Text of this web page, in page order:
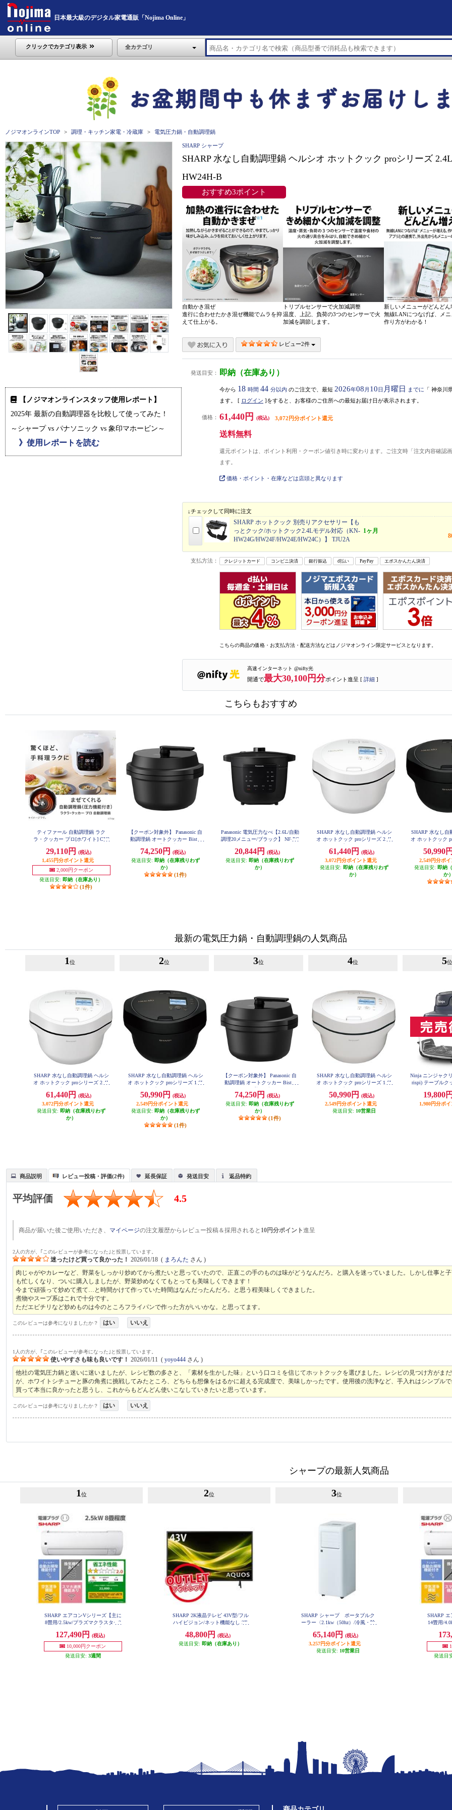
日本最大級のデジタル家電通販「Nojima Online」
クリックでカテゴリ表示 全カテゴリ
ノジマオンラインTOP 調理・キッチン家電・冷蔵庫 電気圧力鍋・自動調理鍋
【ノジマオンラインスタッフ使用レポート】
2025年 最新の自動調理器を比較して使ってみた！
～シャープ vs パナソニック vs 象印マホービン～
》使用レポートを読む
SHARP シャープ
SHARP 水なし自動調理鍋 ヘルシオ ホットクック proシリーズ
HW24H-B
おすすめ3ポイント
自動かき混ぜ
進行に合わせたかき混ぜ機能でムラを抑
えて仕上がる。
トリプルセンサーで火加減調整
温度、上記、負荷の3つのセンサーで火
加減を調節します。
新しいメニューがどんどん
無線LANにつなげば、メニ
作り方がわかる！
レビュー2件
発送目安： 即納（在庫あり）
今から 18 時間 44 分以内 のご注文で、最短 2026年08 月 10日 月曜日 までに 「 神奈川
ます。 [ ログイン ]をすると、お客様のご住所への最短お届け日が表示されます。
価格： 61,440円 (税込) 3,072円分ポイント還元
送料無料
還元ポイントは、ポイント利用・クーポン値引き時に変わります。ご注文時「注文内容確認
ます。
価格・ポイント・在庫などは店頭と異なります
↓チェックして同時に注文
SHARP ホットクック 別売りアクセサリー【も
っとクック/ホットクック2.4Lモデル対応（KN-
HW24G/HW24F/HW24E/HW24C）】 TJU2A
1ヶ月
支払方法： クレジットカード コンビニ決済 銀行振込 d払い PayPay エポスかんたん決済
こちらの商品の価格・お支払方法・配送方法などはノジマオンライン限定サービスとなります。
高速インターネット @nifty光
開通で最大30,100円分ポイント進呈 [ 詳細 ]
こちらもおすすめ
ティファール 自動調理鍋 ラク
ラ・クッカー プロ[ホワイト] CY3
29,110円
(税込)
1,455円分ポイント還元
2,000円クーポン
発送目安: 即納（在庫あり）
(1件)
【クーポン対象外】 Panasonic 自
動調理鍋 オートクッカー Bistro
容量最大5合/圧力/ブラック】 NF-
AC1000-K
74,250円
(税込)
発送目安: 即納（在庫残りわず
か）
(1件)
Panasonic 電気圧力なべ【2.6L/自動
調理20メニュー/ブラック】 NF-PC
20,844円
(税込)
発送目安: 即納（在庫残りわず
か）
SHARP 水なし自動調理鍋 ヘルシ
オ ホットクック proシリーズ 2.4L
61,440円
(税込)
3,072円分ポイント還元
発送目安: 即納（在庫残りわず
か）
SHARP 水なし自
オ ホットクック
50,990円
2,549円分ポ
発送目安: 即納
か）
最新の電気圧力鍋・自動調理鍋の人気商品
1 位
SHARP 水なし自動調理鍋 ヘルシ
オ ホットクック proシリーズ 2.4L
61,440円
(税込)
3,072円分ポイント還元
発送目安: 即納（在庫残りわず
か）
2位
SHARP 水なし自動調理鍋 ヘルシ
オ ホットクック proシリーズ 1.6L
50,990円
(税込)
2,549円分ポイント還元
発送目安: 即納（在庫残りわず
か）
(1件)
3位
【クーポン対象外】 Panasonic 自
動調理鍋 オートクッカー Bistro
容量最大5合/圧力/ブラック】 NF-
AC1000-K
74,250円
(税込)
発送目安: 即納（在庫残りわず
か）
(1件)
4位
SHARP 水なし自動調理鍋 ヘルシ
オ ホットクック proシリーズ 1.6L
50,990円
(税込)
2,549円分ポイント還元
発送目安: 10営業日
5位
Ninja ニンジャク
rispi) テーブルク
19,800円
1,980円分ポ
商品説明 レビュー投稿・評価(2件) 延長保証 発送目安 返品特約
平均評価 4.5
商品が届いた後ご使用いただき、 マイページの注文履歴からレビュー投稿＆採用されると 10円分ポイント進呈
2人の方が、｢このレビューが参考になった｣と投票しています。
迷ったけど買って良かった！ 2026/01/18 ( まろんた さん )
肉じゃがやカレーなど、野菜をしっかり炒めてから煮たいと思っていたので、正直この手のものは味がどうなんだろ。と購入を迷っていました。しかし仕事と
も忙しくなり、ついに購入しましたが、野菜炒めなくてもとっても美味しくできます！
今まで頑張って炒めて煮て…と時間かけて作っていた時間はなんだったんだろ。と思う程美味しくできました。
煮物やスープ系はこれで十分です。
ただエビチリなど炒めものは今のところフライパンで作った方がいいかな。と思ってます。
このレビューは参考になりましたか？ はい いいえ
1人の方が、｢このレビューが参考になった｣と投票しています。
使いやすさも味も良いです！ 2026/01/11 (yoyo444 さん )
他社の電気圧力鍋と迷いに迷いましたが、レシピ数の多さと、「素材を生かした味」という口コミを信じてホットクックを選びました。レシピの見つけ方がま
が、ホワイトシチューと豚の角煮に挑戦してみたところ、どちらも想像をはるかに超える完成度で、美味しかったです。使用後の洗浄など、手入れはシンプルで
買って本当に良かったと思うし、これからもどんどん使いこなしていきたいと思っています。
このレビューは参考になりましたか？ はい いいえ
シャープの最新人気商品
1 位
SHARP エアコンVシリーズ【主に
8畳用/2.5kw/プラズマクラスター2
V-ESET
127,490円
(税込)
10,000円クーポン
発送目安: 3週間
2位
SHARP 2K液晶テレビ 43V型/フル
ハイビジョン/ネット機能なし 2T-
48,800円
(税込)
発送目安: 即納（在庫あり）
3位
SHARP シャープ ポータブルク
ーラー〈2.1kw（50hz）/冷風・除
0/転倒時停止機能〉 AVU24S
65,140円
(税込)
3,257円分ポイント還元
発送目安: 10営業日
SHARP
14畳用/
発送目